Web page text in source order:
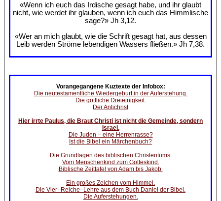
«Wenn ich euch das Irdische gesagt habe, und ihr glaubt
nicht, wie werdet ihr glauben, wenn ich euch das Himmlische
sage?» Jh 3,12.
«Wer an mich glaubt, wie die Schrift gesagt hat, aus dessen
Leib werden Ströme lebendigen Wassers fließen.» Jh 7,38.
Vorangegangene Kuztexte der Infobox:
Die neutestamentliche Wiedergeburt in der Auferstehung.
Die göttliche Dreieinigkeit.
Der Antichrist
Hier irrte Paulus, die Braut Christi ist nicht die Gemeinde, sondern
Israel.
Die Juden – eine Herrenrasse?
Ist die Bibel ein Märchenbuch?
Die Grundlagen des biblischen Christentums.
Vom Menschenkind zum Gotteskind.
Biblische Zeittafel von Adam bis Jakob.
Ein großes Zeichen vom Himmel.
Die Vier–Reiche–Lehre aus dem Buch Daniel der Bibel.
Die Auferstehungen.